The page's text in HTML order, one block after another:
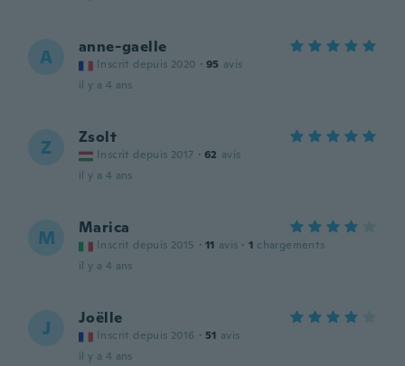
A anne-gaelle
Inscrit depuis 2020 · 95 avis
il y a 4 ans
Z Zsolt
Inscrit depuis 2017 · 62 avis
il y a 4 ans
M Marica
Inscrit depuis 2015 · 11 avis · 1 chargements
il y a 4 ans
J Joëlle
Inscrit depuis 2016 · 51 avis
il y a 4 ans